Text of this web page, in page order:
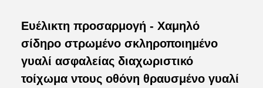
Ευέλικτη προσαρμογή - Χαμηλό
σίδηρο στρωμένο σκληροποιημένο
γυαλί ασφαλείας διαχωριστικό
τοίχωμα ντους οθόνη θραυσμένο γυαλί